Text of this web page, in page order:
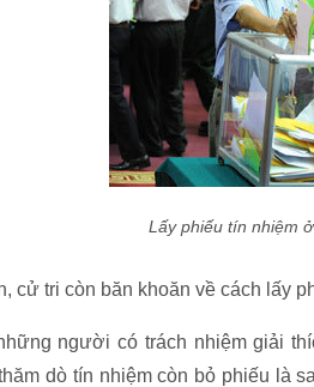
Lấy phiếu tín nhiệm
cử tri còn băn khoăn về cách lấy
người có trách nhiệm giải
dò tín nhiệm còn bỏ phiếu là